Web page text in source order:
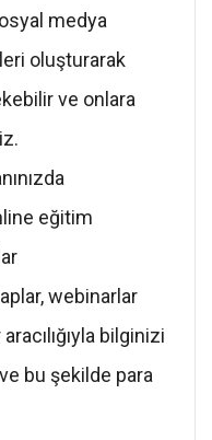
medya
oluşturarak
ve onlara
eğitim
webinarlar
bilginizi
bu şekilde para